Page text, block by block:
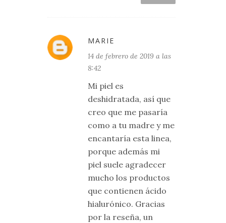
MARIE
14 de febrero de 2019 a las
8:42
Mi piel es
deshidratada, así que
creo que me pasaría
como a tu madre y me
encantaría esta linea,
porque además mi
piel suele agradecer
mucho los productos
que contienen ácido
hialurónico. Gracias
por la reseña, un